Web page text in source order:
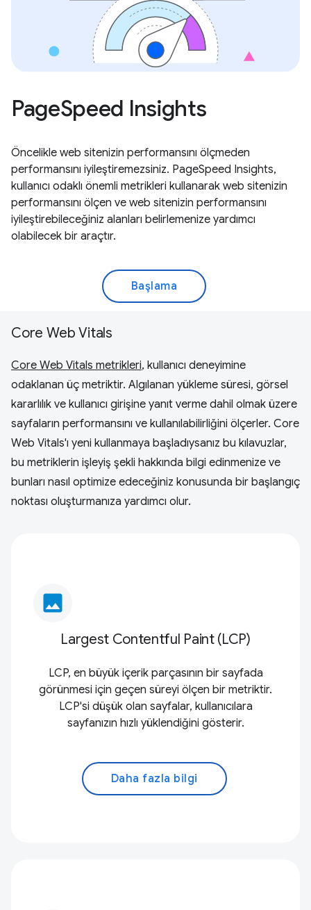
PageSpeed Insights
Öncelikle web sitenizin performansını ölçmeden
performansını iyileştiremezsiniz. PageSpeed Insights,
kullanıcı odaklı önemli metrikleri kullanarak web sitenizin
performansını ölçen ve web sitenizin performansını
iyileştirebileceğiniz alanları belirlemenize yardımcı
olabilecek bir araçtır.
Başlama
Core Web Vitals
Core Web Vitals metrikleri, kullanıcı deneyimine
odaklanan üç metriktir. Algılanan yükleme süresi, görsel
kararlılık ve kullanıcı girişine yanıt verme dahil olmak üzere
sayfaların performansını ve kullanılabilirliğini ölçerler. Core
Web Vitals'ı yeni kullanmaya başladıysanız bu kılavuzlar,
bu metriklerin işleyiş şekli hakkında bilgi edinmenize ve
bunları nasıl optimize edeceğiniz konusunda bir başlangıç
noktası oluşturmanıza yardımcı olur.
image
Largest Contentful Paint (LCP)
LCP, en büyük içerik parçasının bir sayfada
görünmesi için geçen süreyi ölçen bir metriktir.
LCP'si düşük olan sayfalar, kullanıcılara
sayfanızın hızlı yüklendiğini gösterir.
Daha fazla bilgi